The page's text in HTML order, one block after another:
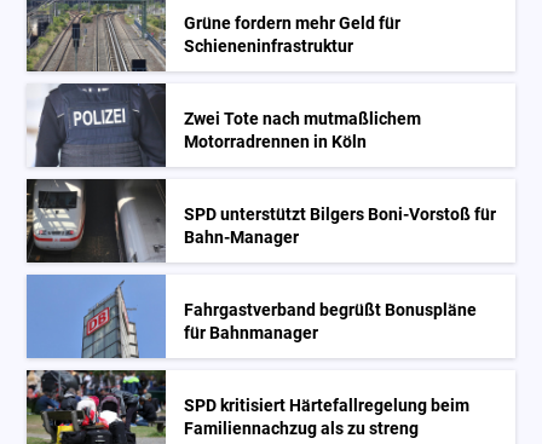
Grüne fordern mehr Geld für
Schieneninfrastruktur
Zwei Tote nach mutmaßlichem
Motorradrennen in Köln
SPD unterstützt Bilgers Boni-Vorstoß für
Bahn-Manager
Fahrgastverband begrüßt Bonuspläne
für Bahnmanager
SPD kritisiert Härtefallregelung beim
Familiennachzug als zu streng